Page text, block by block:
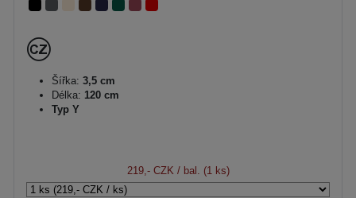
Šířka: 3,5 cm
Délka: 120 cm
Typ Y
219,- CZK / bal. (1 ks)